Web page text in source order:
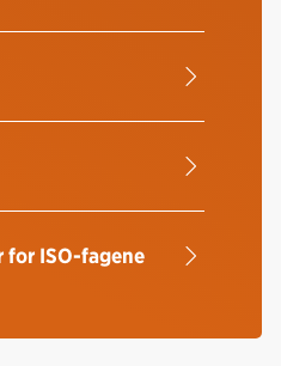
for ISO-fagene